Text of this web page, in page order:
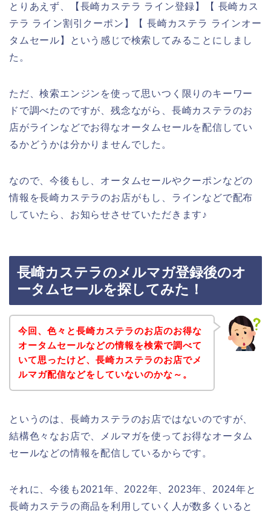
とりあえず、【長崎カステラ ライン登録】【 長崎カス
テラ ライン割引クーポン】【 長崎カステラ ラインオー
タムセール】という感じで検索してみることにしまし
た。
ただ、検索エンジンを使って思いつく限りのキーワー
ドで調べたのですが、残念ながら、長崎カステラのお
店がラインなどでお得なオータムセールを配信してい
るかどうかは分かりませんでした。
なので、今後もし、オータムセールやクーポンなどの
情報を長崎カステラのお店がもし、ラインなどで配布
していたら、お知らせさせていただきます♪
長崎カステラのメルマガ登録後のオ
ータムセールを探してみた！
今回、色々と長崎カステラのお店のお得な
オータムセールなどの情報を検索で調べて
いて思ったけど、長崎カステラのお店でメ
ルマガ配信などをしていないのかな～。
というのは、長崎カステラのお店ではないのですが、
結構色々なお店で、メルマガを使ってお得なオータム
セールなどの情報を配信しているからです。
それに、今後も2021年、2022年、2023年、2024年と
長崎カステラの商品を利用していく人が数多くいると